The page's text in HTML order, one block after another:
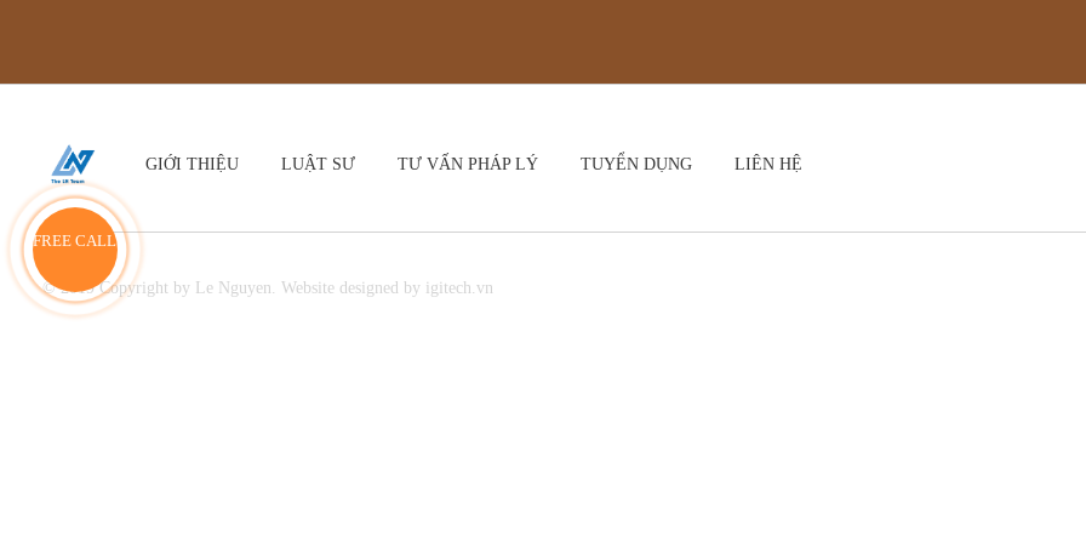
© 2019 Copyright by Le Nguyen. Website designed by igitech.vn
GIỚI THIỆU LUẬT SƯ TƯ VẤN PHÁP LÝ TUYỂN DỤNG LIÊN HỆ
FREE CALL